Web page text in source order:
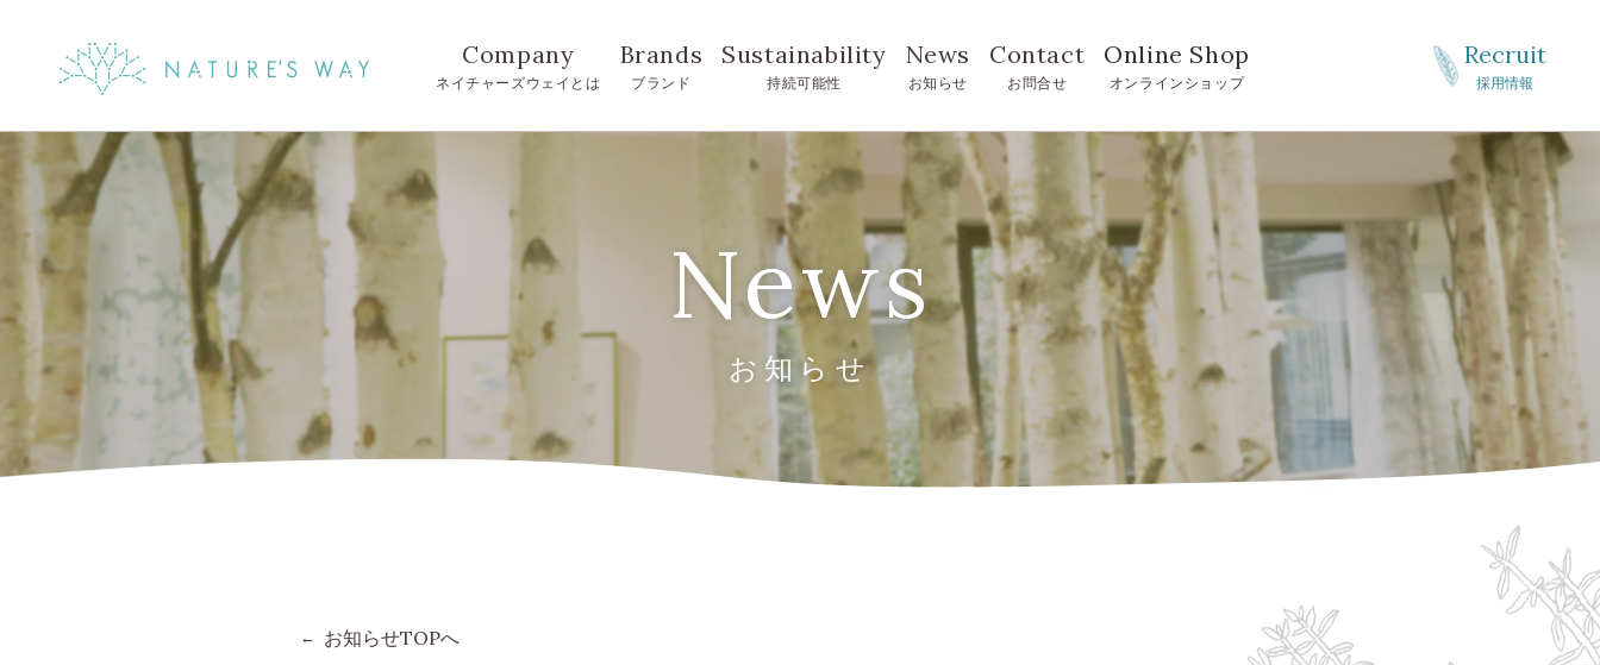
Recruit
採用情報
Company
ネイチャーズウェイとは
Brands
ブランド
Sustainability
持続可能性
News
お知らせ
Contact
お問合せ
Online Shop
オンラインショップ
News
お知らせ
お知らせTOPへ